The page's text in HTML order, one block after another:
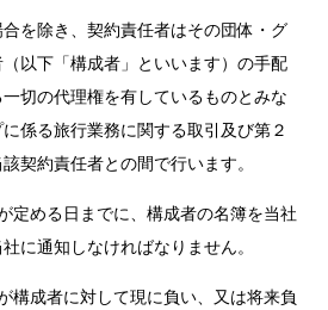
を除き、契約責任者はその団体・グ
以下「構成者」といいます）の手配
切の代理権を有しているものとみな
係る旅行業務に関する取引及び第２
契約責任者との間で行います。
定める日までに、構成者の名簿を当社
に通知しなければなりません。
構成者に対して現に負い、又は将来負